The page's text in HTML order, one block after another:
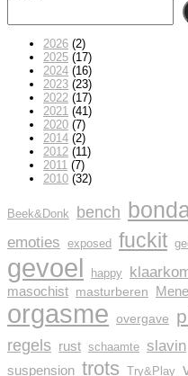
2026 (2)
2025 (17)
2024 (16)
2023 (23)
2022 (17)
2021 (41)
2020 (7)
2014 (2)
2012 (11)
2011 (7)
2010 (32)
Beek&Donk bench
emoties exposed fuckit
gevoel happy
masochist masturberen
orgasme overgave
regels rust schaamte slavin
suspension trots Try&Play